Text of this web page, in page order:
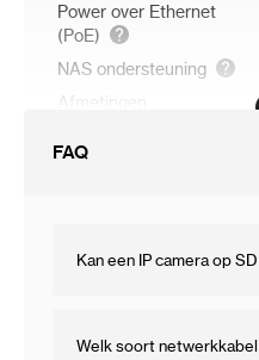
Power over Ethernet
(PoE)
NAS ondersteuning
Afmetingen
FAQ
Kan een IP camera op
Welk soort